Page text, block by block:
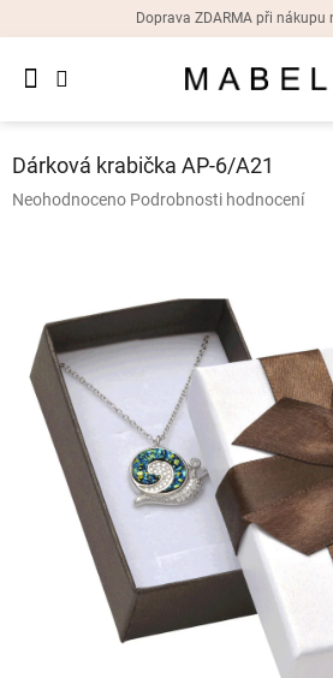
Doprava ZDARMA při nákupu
Dámské
náušnice
Dámské
náhrdelníky
Dámske
hodinky
Doplňky
Dárková krabička AP-6/A21
Průměrné
hvězdiček.
Neohodnoceno Podrobnosti hodnocení